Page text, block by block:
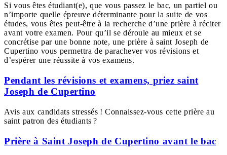
Si vous êtes étudiant(e), que vous passez le bac, un partiel ou
n’importe quelle épreuve déterminante pour la suite de vos
études, vous êtes peut-être à la recherche d’une prière à réciter
avant votre examen. Pour qu’il se déroule au mieux et se
concrétise par une bonne note, une prière à saint Joseph de
Cupertino vous permettra de parachever vos révisions et
d’espérer une réussite à vos examens.
Pendant les révisions et examens, priez saint
Joseph de Cupertino
Avis aux candidats stressés ! Connaissez-vous cette prière au
saint patron des étudiants ?
Prière à Saint Joseph de Cupertino avant le bac